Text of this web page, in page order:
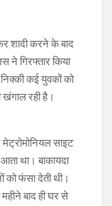
शादी करने के बाद
ने गिरफ्तार किया
कई युवकों को
रही है।
साइट
था। बाकायदा
फंसा देती थी।
बाद ही घर से